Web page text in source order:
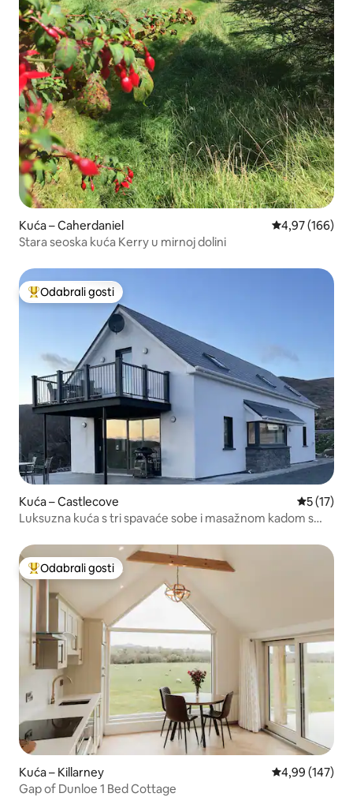
Kuća – Caherdaniel Prosječna
4,97 (166)
Stara seoska kuća Kerry u mirnoj dolini
Među najviše rangiranima s oznakom „Odabrali gosti”
Odabrali gosti
Kuća – Castlecove Prosječna
5 (17)
Luksuzna kuća s tri spavaće sobe i masažnom kadom s
Među najviše rangiranima s oznakom „Odabrali gosti”
Odabrali gosti
Kuća – Killarney Prosječna
4,99 (147)
Gap of Dunloe 1 Bed Cottage